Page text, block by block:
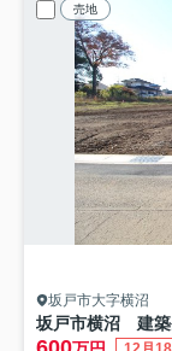
売地
坂戸市大字横沼